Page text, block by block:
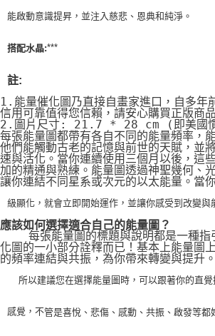
能啟動意識提昇，並注入慈悲、恩典和純淨。
搭配水晶:***
註:
1.能量催化圖乃直接自畫家進口，自多年
信用可靠值得您信賴，請安心購買正版商
2.圖片尺寸: 21.7 * 28 cm (即美國
每張能量圖都帶有各自不同的能量頻率，
他們能觸動古老的記憶與前世的天賦，並
速與活化。當你連續使用三個月以後，這
加的精通與熟練。能量圖透過神聖幾何、
讓你連結不同星系或次元的以太能量。當
級顯化，就會立即開始運作，並讓你感受到改變與
應該如何選擇適合自己的能量圖？
每張能量圖的標題與說明都是一種
化圖的一小部分詮釋而已！基本上能量圖
的頻率連結與共振，為你帶來轉變與提升。
所以建議您在選擇能量圖時，可以跟著你的直
感覺，不管是喜悅、悲傷、感動、共振、啟發等